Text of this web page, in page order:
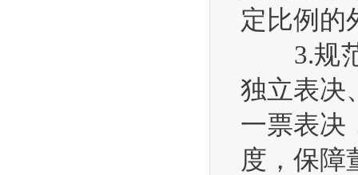
定比例的
3.规范
独立表决
一票表决
度，保障